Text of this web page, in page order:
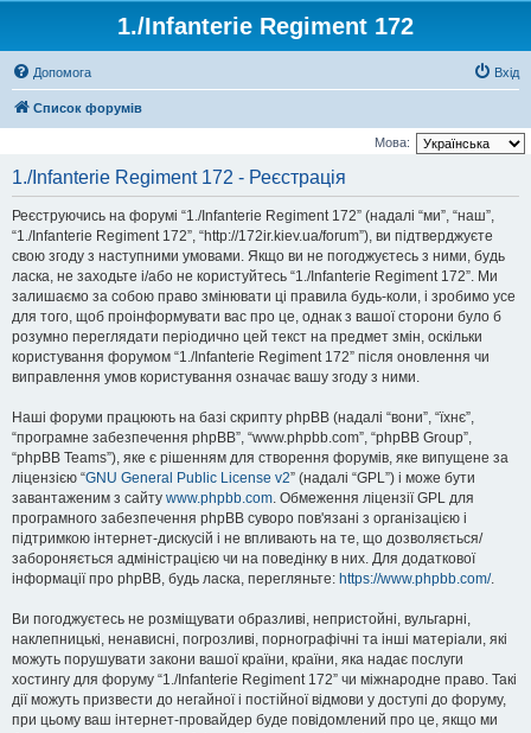
1./Infanterie Regiment 172
Допомога Вхід
Список форумів
Мова:
1./Infanterie Regiment 172 - Реєстрація
Реєструючись на форумі “1./Infanterie Regiment 172” (надалі “ми”, “наш”,
“1./Infanterie Regiment 172”, “http://172ir.kiev.ua/forum”), ви підтверджуєте
свою згоду з наступними умовами. Якщо ви не погоджуєтесь з ними, будь
ласка, не заходьте і/або не користуйтесь “1./Infanterie Regiment 172”. Ми
залишаємо за собою право змінювати ці правила будь-коли, і зробимо усе
для того, щоб проінформувати вас про це, однак з вашої сторони було б
розумно переглядати періодично цей текст на предмет змін, оскільки
користування форумом “1./Infanterie Regiment 172” після оновлення чи
виправлення умов користування означає вашу згоду з ними.
Наші форуми працюють на базі скрипту phpBB (надалі “вони”, “їхнє”,
“програмне забезпечення phpBB”, “www.phpbb.com”, “phpBB Group”,
“phpBB Teams”), яке є рішенням для створення форумів, яке випущене за
ліцензією “GNU General Public License v2” (надалі “GPL”) і може бути
завантаженим з сайту www.phpbb.com. Обмеження ліцензії GPL для
програмного забезпечення phpBB суворо пов'язані з організацією і
підтримкою інтернет-дискусій і не впливають на те, що дозволяється/
забороняється адміністрацією чи на поведінку в них. Для додаткової
інформації про phpBB, будь ласка, перегляньте: https://www.phpbb.com/.
Ви погоджуєтесь не розміщувати образливі, непристойні, вульгарні,
наклепницькі, ненависні, погрозливі, порнографічні та інші матеріали, які
можуть порушувати закони вашої країни, країни, яка надає послуги
хостингу для форуму “1./Infanterie Regiment 172” чи міжнародне право. Такі
дії можуть призвести до негайної і постійної відмови у доступі до форуму,
при цьому ваш інтернет-провайдер буде повідомлений про це, якщо ми